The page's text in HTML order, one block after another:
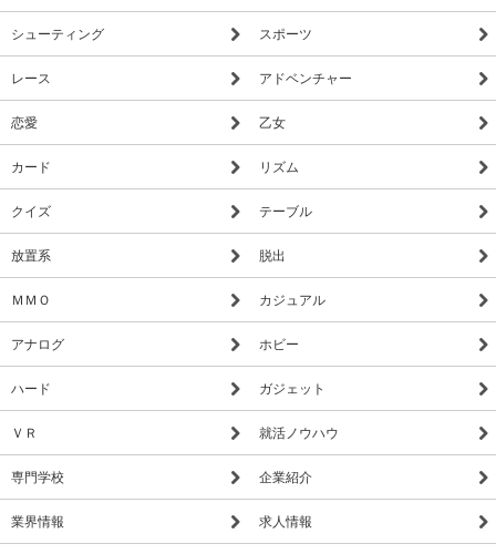
シューティング スポーツ
レース アドベンチャー
恋愛 乙女
カード リズム
クイズ テーブル
放置系 脱出
ＭＭＯ カジュアル
アナログ ホビー
ハード ガジェット
ＶＲ 就活ノウハウ
専門学校 企業紹介
業界情報 求人情報